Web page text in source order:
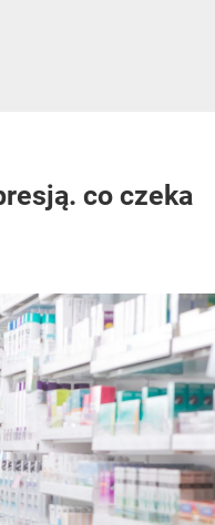
co czeka